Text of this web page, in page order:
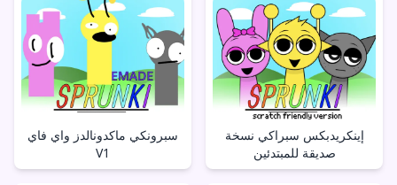
سبرونكي ماكدونالدز واي فاي
V1
إينكريدبكس سبراكي نسخة
صديقة للمبتدئين